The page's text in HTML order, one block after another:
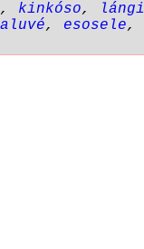
, kinkóso, lángi
, esosele,